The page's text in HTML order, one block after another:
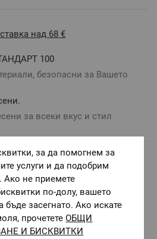
над 68 €
100
безопасни за Вашето
за всеки вкус и стил
с
за да помогнем за
услуги и да подобрим
не приемете
по-долу, вашето
засегнато. Ако искате
прочететеОБЩИ
И БИСКВИТКИ